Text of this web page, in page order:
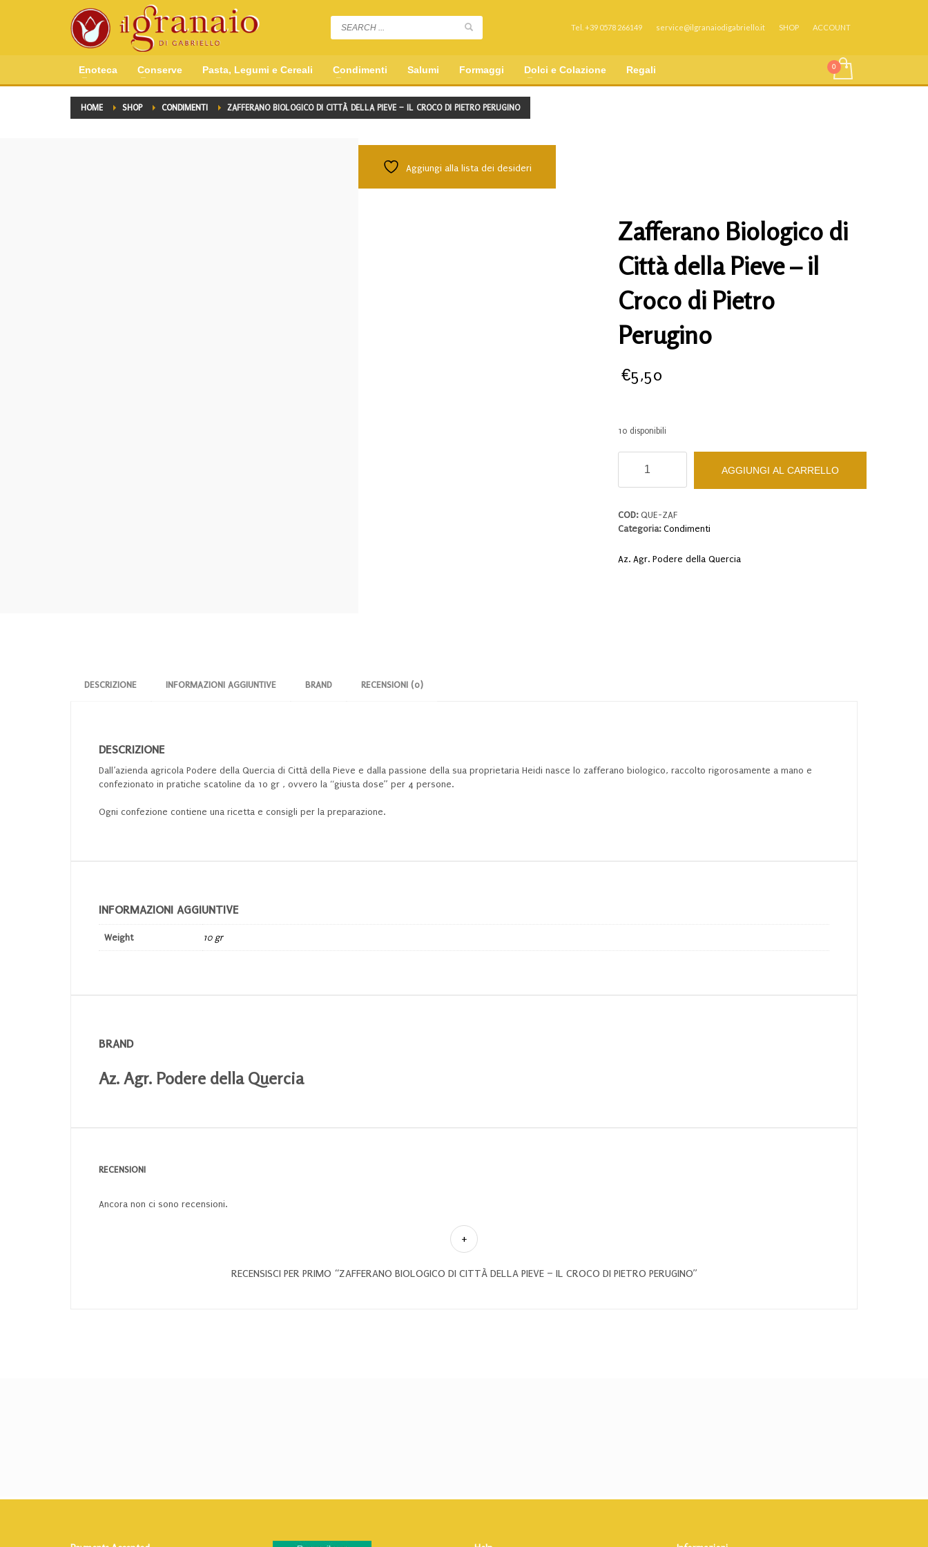
Tel. +39 0578 266149 service@ilgranaiodigabriello.it SHOP ACCOUNT
Enoteca Conserve Pasta, Legumi e Cereali Condimenti Salumi Formaggi Dolci e Colazione Regali
HOME SHOP CONDIMENTI ZAFFERANO BIOLOGICO DI CITTÀ DELLA PIEVE – IL CROCO DI PIETRO PERUGINO
Aggiungi alla lista dei desideri
Zafferano Biologico di
Città della Pieve – il
Croco di Pietro
Perugino
€5,50
10 disponibili
Biologico
di
della
Pieve
il
AGGIUNGI AL CARRELLO
COD: QUE-ZAF
Categoria: Condimenti
Az. Agr. Podere della Quercia
DESCRIZIONE INFORMAZIONI AGGIUNTIVE BRAND RECENSIONI (0)
DESCRIZIONE
Dall’azienda agricola Podere della Quercia di Città della Pieve e dalla passione della sua proprietaria Heidi nasce lo zafferano biologico, raccolto rigorosamente a mano e
confezionato in pratiche scatoline da 10 gr , ovvero la “giusta dose” per 4 persone.
Ogni confezione contiene una ricetta e consigli per la preparazione.
INFORMAZIONI AGGIUNTIVE
Weight 10 gr
BRAND
Az. Agr. Podere della Quercia
RECENSIONI
Ancora non ci sono recensioni.
RECENSISCI PER PRIMO “ZAFFERANO BIOLOGICO DI CITTÀ DELLA PIEVE – IL CROCO DI PIETRO PERUGINO”